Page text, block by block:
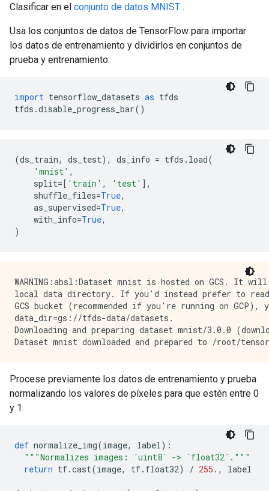
Clasificar en el conjunto de datos MNIST .
Usa los conjuntos de datos de TensorFlow para importar
los datos de entrenamiento y dividirlos en conjuntos de
prueba y entrenamiento.
import tensorflow_datasets as tfds
tfds .disable_progress_bar()
(ds_train, ds_test), ds_info = tfds . load(
'mnist' ,
split=[ 'train' , 'test' ],
shuffle_files=True,
as_supervised=True,
with_info=True,
)
WARNING:absl:Dataset mnist is hosted on GCS. It
local data directory. If you'd instead prefer to
GCS bucket (recommended if you're running on GCP),
data_dir=gs://tfds-data/datasets.
Downloading and preparing dataset mnist/3.0.0
Procese previamente los datos de entrenamiento y prueba
normalizando los valores de píxeles para que estén entre 0
y 1.
def normalize_img(image, label):
"""Normalizes images: `uint8` -> `float32`."""
return tf.cast(image, tf. float32) / 255. , label